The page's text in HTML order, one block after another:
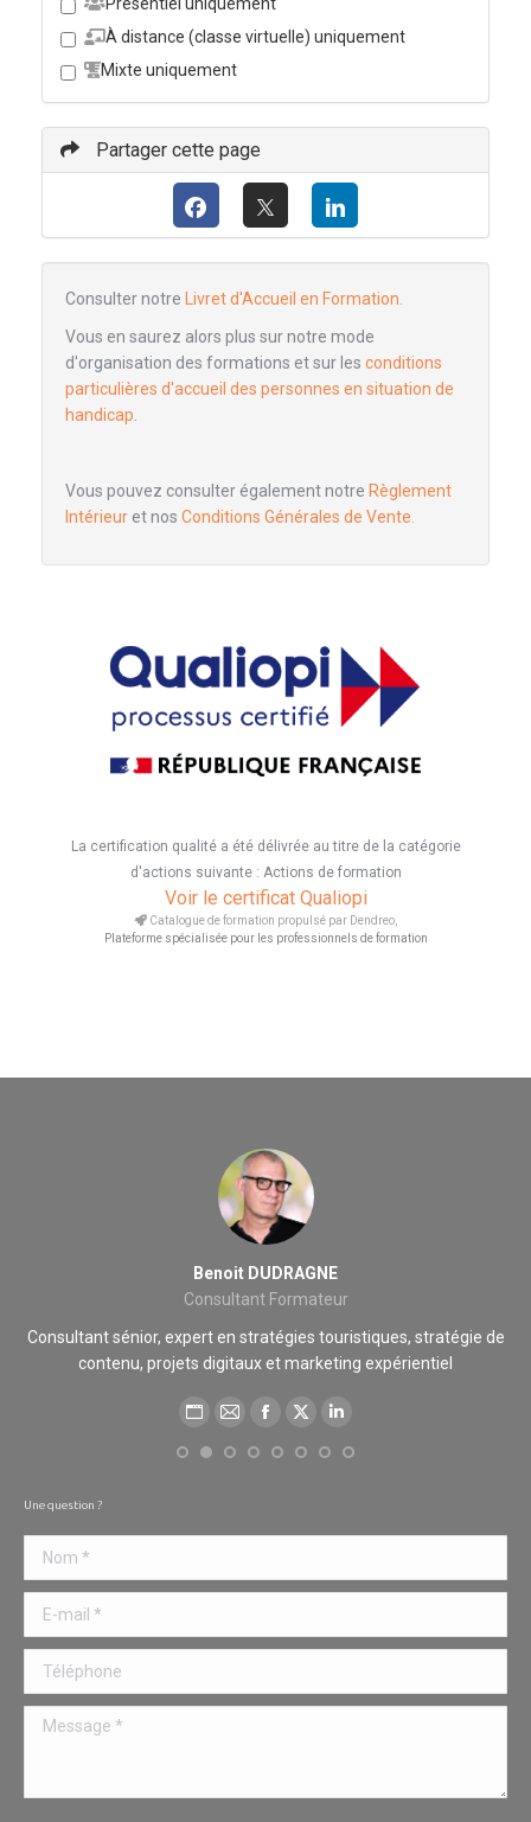
À distance (classe virtuelle) uniquement
Mixte uniquement
Partager cette page
Consulter notre
Livret d'Accueil en Formation.
Vous en saurez alors plus sur notre mode
d'organisation des formations et sur les conditions
particulières d'accueil des personnes en situation de
handicap
Vous pouvez consulter également notre Règlement
Intérieur et nos Conditions Générales de Vente.
La certification qualité a été délivrée au titre de la catégorie
d'actions suivante : Actions de formation
Voir le certificat Qualiopi
Catalogue de formation propulsé par Dendreo,
Plateforme spécialisée pour les professionnels de formation
Benoit DUDRAGNE
Consultant Formateur
Consultant sénior, expert en stratégies touristiques, stratégie de
contenu, projets digitaux et marketing expérientiel
persomail
Une question ?
Nom *
E-mail *
Téléphone
Message *